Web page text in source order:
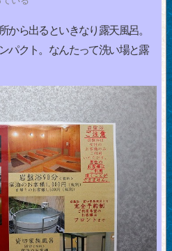
から出るといきなり露天風呂。
パクト。なんたって洗い場と露